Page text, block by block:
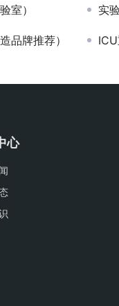
室） 实
品牌推荐）
心